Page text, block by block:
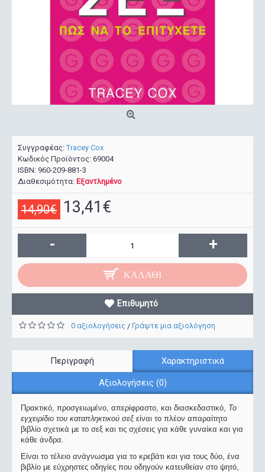
Συγγραφέας:Tracey Cox
Κωδικός Προϊόντος: 69004
ISBN: 960-209-881-3
Διαθεσιμότητα: Εξαντλημένο
14,90€ 13,41€
- +
ΚΑΛΆΘΙ
Επιθυμητό
0 αξιολογήσεις / Γράψτε μια αξιολόγηση
Περιγραφή Χαρακτηριστικά
Αξιολογήσεις (0)
Πρακτικό, προσγειωμένο, απερίφραστο, και διασκεδαστικό, Το
εγχειρίδιο του καταπληκτικού σεξείναι το πλέον απαραίτητο
βιβλίο σχετικά με το σεξ και τις σχέσεις για κάθε γυναίκα και για
κάθε άνδρα.
Είναι το τέλειο ανάγνωσμα για το κρεβάτι και για τους δύο, ένα
βιβλίο με εύχρηστες οδηγίες που οδηγούν κατευθείαν στο ψητό,